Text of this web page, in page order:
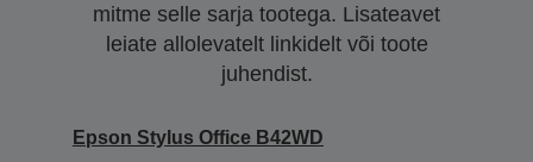
mitme selle sarja tootega. Lisateavet
leiate allolevatelt linkidelt või toote
juhendist.
Epson Stylus Office B42WD